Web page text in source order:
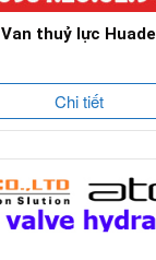
Van thuỷ lực Huade
Chi tiết